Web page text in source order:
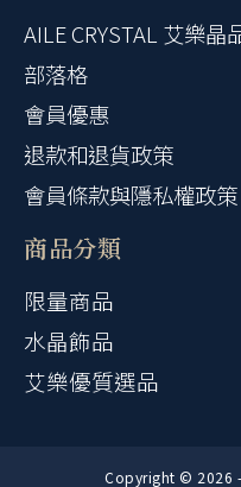
AILE CRYSTAL 艾樂晶
部落格
會員優惠
退款和退貨政策
會員條款與隱私權政策
商品分類
限量商品
水晶飾品
艾樂優質選品
Copyright © 2026 -